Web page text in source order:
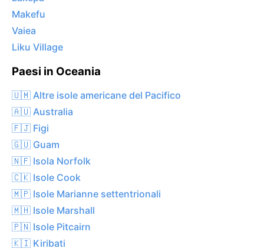
Makefu
Vaiea
Liku Village
Paesi in Oceania
🇺🇲 Altre isole americane del Pacifico
🇦🇺 Australia
🇫🇯 Figi
🇬🇺 Guam
🇳🇫 Isola Norfolk
🇨🇰 Isole Cook
🇲🇵 Isole Marianne settentrionali
🇲🇭 Isole Marshall
🇵🇳 Isole Pitcairn
🇰🇮 Kiribati